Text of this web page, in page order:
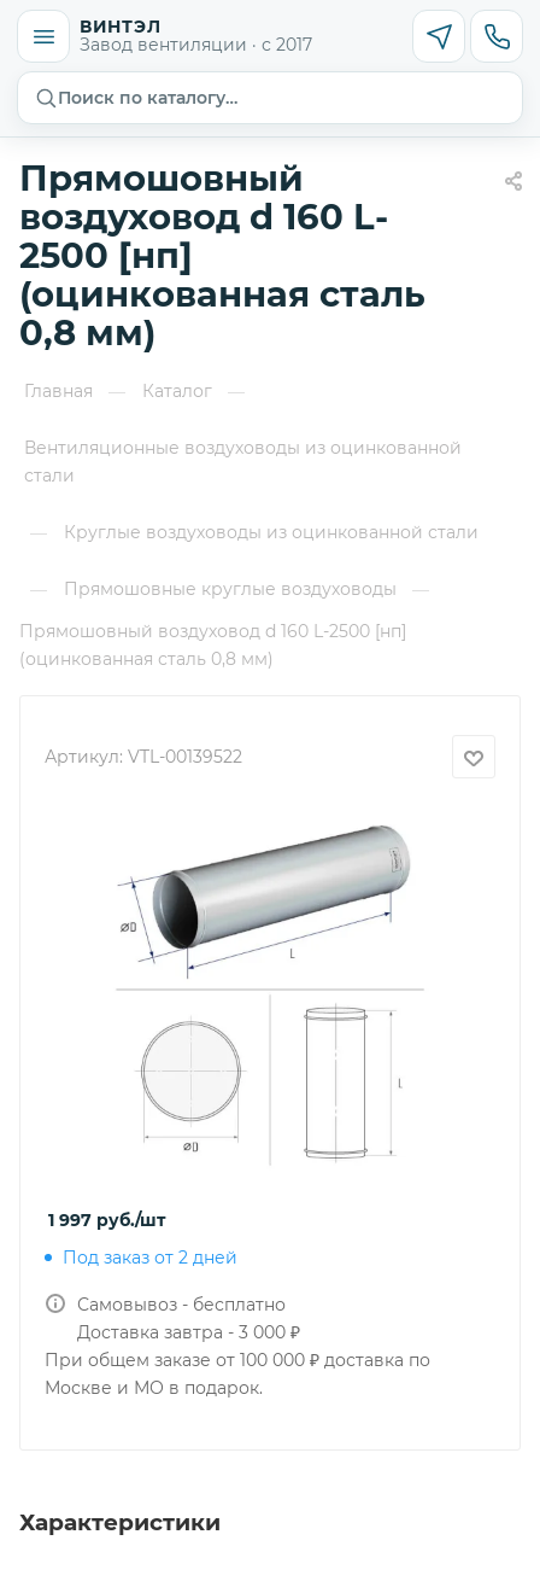
ВИНТЭЛ
Завод вентиляции · с 2017
Поиск по каталогу…
Прямошовный
воздуховод d 160 L-
2500 [нп]
(оцинкованная сталь
0,8 мм)
Главная — Каталог —
Вентиляционные воздуховоды из оцинкованной
стали
— Круглые воздуховоды из оцинкованной стали
— Прямошовные круглые воздуховоды
—
Прямошовный воздуховод d 160 L-2500 [нп]
(оцинкованная сталь 0,8 мм)
Артикул: VTL-00139522
1 997 руб./шт
Под заказ от 2 дней
Самовывоз - бесплатно
Доставка завтра - 3 000 ₽
При общем заказе от 100 000 ₽ доставка по
Москве и МО в подарок.
Характеристики